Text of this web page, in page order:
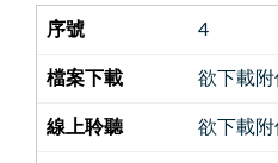
4
欲下載附
欲下載附